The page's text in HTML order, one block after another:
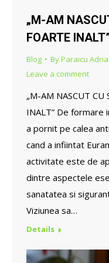
„M-AM
FOARTE
Blog ByParaicu
Leave a comment
„M-AM NASCUT
INALT” De formare
a pornit pe calea
cand a infiintat
activitate este de
dintre aspectele
sanatatea si
Viziunea sa…
Details